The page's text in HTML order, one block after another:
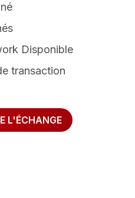
Disponible
transaction
L'ÉCHANGE